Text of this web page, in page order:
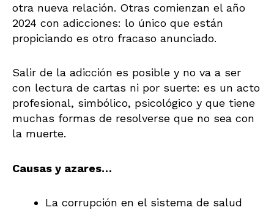
otra nueva relación. Otras comienzan el año
2024 con adicciones: lo único que están
propiciando es otro fracaso anunciado.
Salir de la adicción es posible y no va a ser
con lectura de cartas ni por suerte: es un acto
profesional, simbólico, psicológico y que tiene
muchas formas de resolverse que no sea con
la muerte.
Causas y azares…
La corrupción en el sistema de salud